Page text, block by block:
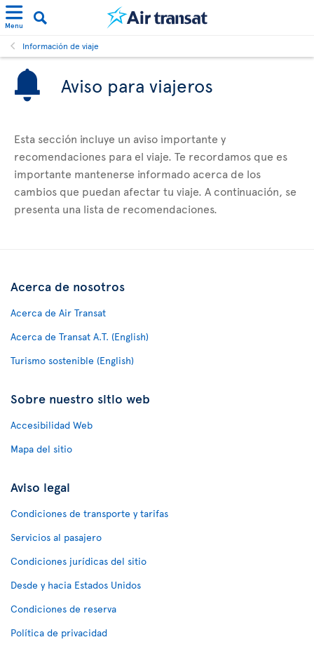
Menu
Información de viaje
Aviso para viajeros
Esta sección incluye un aviso importante y
recomendaciones para el viaje. Te recordamos que es
importante mantenerse informado acerca de los
cambios que puedan afectar tu viaje. A continuación, se
presenta una lista de recomendaciones.
Acerca de nosotros
Acerca de Air Transat
Acerca de Transat A.T. (English)
Turismo sostenible (English)
Sobre nuestro sitio web
Accesibilidad Web
Mapa del sitio
Aviso legal
Condiciones de transporte y tarifas
Servicios al pasajero
Condiciones jurídicas del sitio
Desde y hacia Estados Unidos
Condiciones de reserva
Política de privacidad